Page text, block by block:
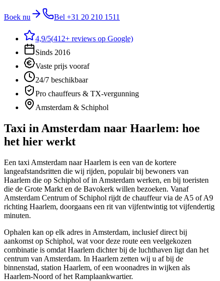
Boek nu Bel +31 20 210 1511
4,9/5(412+ reviews op Google)
Sinds 2016
Vaste prijs vooraf
24/7 beschikbaar
Pro chauffeurs & TX-vergunning
Amsterdam & Schiphol
Taxi in Amsterdam naar Haarlem: hoe
het hier werkt
Een taxi Amsterdam naar Haarlem is een van de kortere
langeafstandsritten die wij rijden, populair bij bewoners van
Haarlem die op Schiphol of in Amsterdam werken, en bij toeristen
die de Grote Markt en de Bavokerk willen bezoeken. Vanaf
Amsterdam Centrum of Schiphol rijdt de chauffeur via de A5 of A9
richting Haarlem, doorgaans een rit van vijfentwintig tot vijfendertig
minuten.
Ophalen kan op elk adres in Amsterdam, inclusief direct bij
aankomst op Schiphol, wat voor deze route een veelgekozen
combinatie is omdat Haarlem dichter bij de luchthaven ligt dan het
centrum van Amsterdam. In Haarlem zetten wij u af bij de
binnenstad, station Haarlem, of een woonadres in wijken als
Haarlem-Noord of het Ramplaankwartier.